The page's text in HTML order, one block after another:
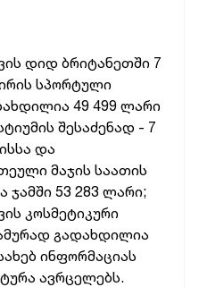
დიდ ბრიტანეთში 7
სპორტული
49 499 ლარი
შესაძენად - 7
და
მაჯის საათის
ჯამში 53 283 ლარი;
კოსმეტიკური
გადახდილია
ინფორმაციას
ავრცელებს.